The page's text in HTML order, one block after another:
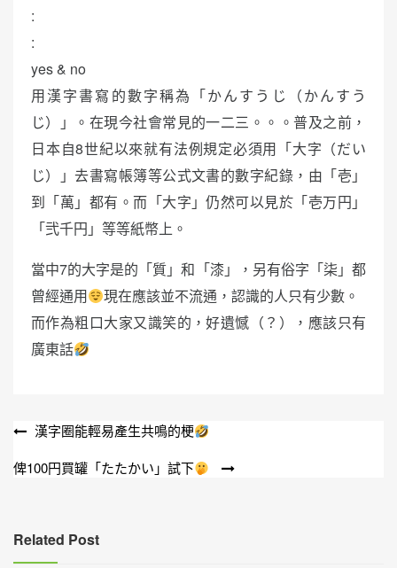
:
:
yes & no
用漢字書寫的數字稱為「かんすうじ（かんすう
じ）」。在現今社會常見的一二三。。。普及之前，
日本自8世紀以來就有法例規定必須用「大字（だい
じ）」去書寫帳簿等公式文書的數字紀錄，由「壱」
到「萬」都有。而「大字」仍然可以見於「壱万円」
「弐千円」等等紙幣上。
當中7的大字是的「質」和「漆」，另有俗字「柒」都
曾經通用
現在應該並不流通，認識的人只有少數。
而作為粗口大家又識笑的，好遺憾（？），應該只有
廣東話
文
章
漢字圈能輕易產生共鳴的梗
俾100円買罐「たたかい」試下
Related Post